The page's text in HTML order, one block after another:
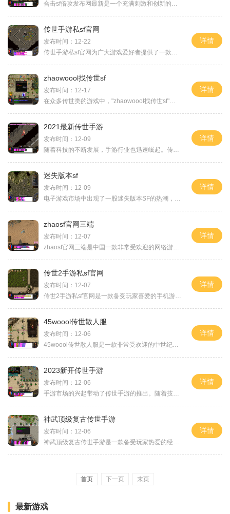
合击sf倍攻发布网最新是一个充满刺激和创新的游戏平台，为广大玩家提供一个最具娱乐性和挑战性的游戏体验。在这个游戏中，玩家将可以体验到独特的合击技能，创造出多种战斗策略
传世手游私sf官网
发布时间：12-22
传世手游私sf官网为广大游戏爱好者提供了一款全新的手机游戏。这款游戏以其精彩的故事情节，高度还原的游戏画面以及畅爽的游戏操作而备受玩家们的喜爱。下面将为大家详细介绍传
详情
zhaowoool找传世sf
发布时间：12-17
在众多传世类的游戏中，"zhaowoool找传世sf"可以说是一款备受玩家喜爱的游戏。这款游戏出色的画面和精彩的剧情吸引了许多玩家的注意。下面就来为大家详细介绍一下这款游戏的具体玩
详情
2021最新传世手游
发布时间：12-09
随着科技的不断发展，手游行业也迅速崛起。传世手游作为一款经典的多人在线角色扮演游戏，一直备受玩家喜爱。2021最新传世手游正式上线，带给玩家们全新的游戏体验。本文将为大
详情
迷失版本sf
发布时间：12-09
电子游戏市场中出现了一股迷失版本SF的热潮，吸引了大量的玩家加入其中。这种特殊的游戏类型糅合了迷失之感与科幻元素，给玩家们带来了全新的冒险体验。在这篇文章中，我们将一
详情
zhaosf官网三端
发布时间：12-07
zhaosf官网三端是中国一款非常受欢迎的网络游戏平台，拥有PC端、移动端和小程序端三个版本，为广大玩家提供了丰富多样的游戏体验。下面将详细介绍zhaosf官网三端的内容和游戏的具体
详情
传世2手游私sf官网
发布时间：12-07
传世2手游私sf官网是一款备受玩家喜爱的手机游戏。作为一款传奇类的游戏，它延续了传奇系列经典的玩法，并在此基础上做了许多创新。将为大家详细介绍传世2手游私sf官网的具体玩
详情
45woool传世散人服
发布时间：12-06
45woool传世散人服是一款非常受欢迎的中世纪奇幻游戏，它将玩家带回到了一个神秘而充满冒险的世界。在这个游戏中，玩家将扮演一名散人，通过完成各种任务和活动，提升自己的实力
详情
2023新开传世手游
发布时间：12-06
手游市场的兴起带动了传世手游的推出。随着技术的不断进步和用户需求的不断增长，2023年新开传世手游将带给广大玩家一次全新的游戏体验。本文将详细介绍这款游戏的具体玩法和特
详情
神武顶级复古传世手游
发布时间：12-06
神武顶级复古传世手游是一款备受玩家热爱的经典游戏，其丰富多样的玩法和精美的游戏画面赢得了众多玩家的喜爱。下面就让我们一起来了解一下这款游戏的具体玩法。神武顶级复古
详情
首页 下一页 末页
最新游戏